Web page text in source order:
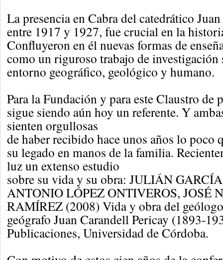
La presencia en Cabra del catedrático
entre 1917 y 1927, fue crucial en la
Confluyeron en él nuevas formas de
como un riguroso trabajo de investigación
entorno geográfico, geológico y humano.
Para la Fundación y para este Claustro de
sigue siendo aún hoy un referente. Y
sienten orgullosas
de haber recibido hace unos años lo poco
su legado en manos de la familia.
luz un extenso estudio
sobre su vida y su obra: JULIÁN
ANTONIO LÓPEZ ONTIVEROS, JOSÉ
RAMÍREZ (2008) Vida y obra del
geógrafo Juan Carandell Pericay (1893-
Publicaciones, Universidad de Córdoba.